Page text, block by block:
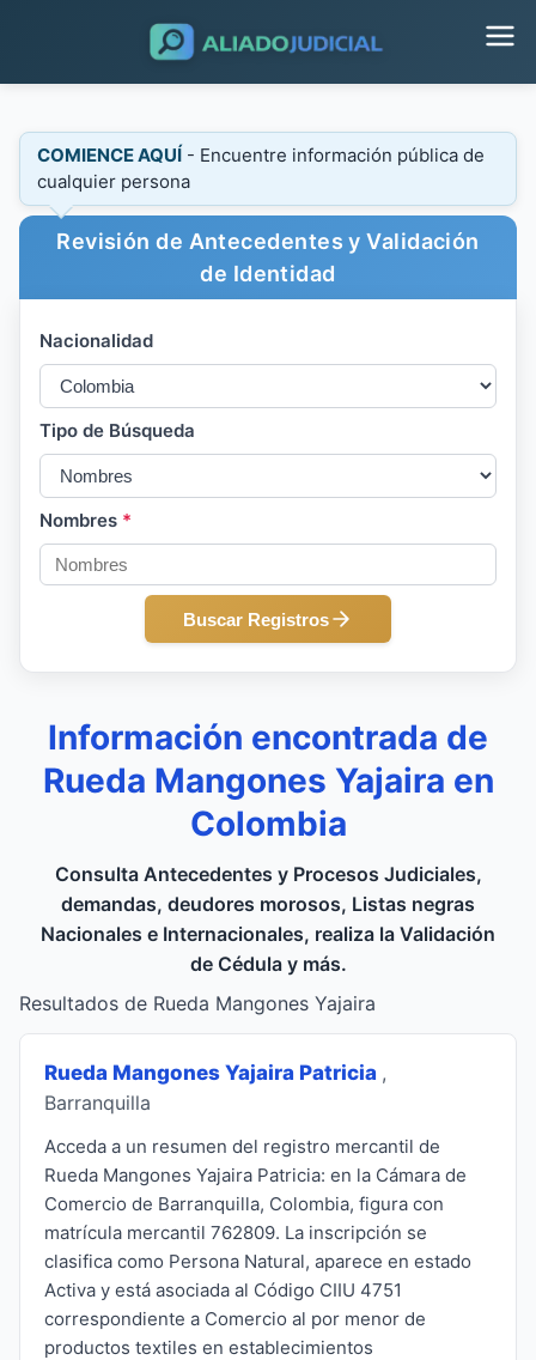
COMIENCE AQUÍ - Encuentre información pública de
cualquier persona
Revisión de Antecedentes y Validación
de Identidad
Nacionalidad
Tipo de Búsqueda
Nombres *
Buscar Registros
Información encontrada de
Rueda Mangones Yajaira en
Colombia
Consulta Antecedentes y Procesos Judiciales,
demandas, deudores morosos, Listas negras
Nacionales e Internacionales, realiza la Validación
de Cédula y más.
Resultados de Rueda Mangones Yajaira
Rueda Mangones Yajaira Patricia ,
Barranquilla
Acceda a un resumen del registro mercantil de
Rueda Mangones Yajaira Patricia: en la Cámara de
Comercio de Barranquilla, Colombia, figura con
matrícula mercantil 762809. La inscripción se
clasifica como Persona Natural, aparece en estado
Activa y está asociada al Código CIIU 4751
correspondiente a Comercio al por menor de
productos textiles en establecimientos